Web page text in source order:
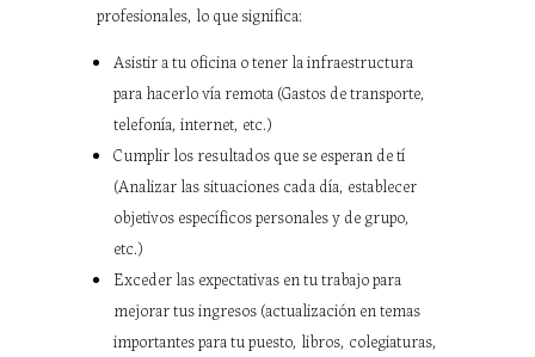
profesionales, lo que significa:
Asistir a tu oficina o tener la infraestructura
para hacerlo vía remota (Gastos de transporte,
telefonía, internet, etc.)
Cumplir los resultados que se esperan de tí
(Analizar las situaciones cada día, establecer
objetivos específicos personales y de grupo,
etc.)
Exceder las expectativas en tu trabajo para
mejorar tus ingresos (actualización en temas
importantes para tu puesto, libros, colegiaturas,